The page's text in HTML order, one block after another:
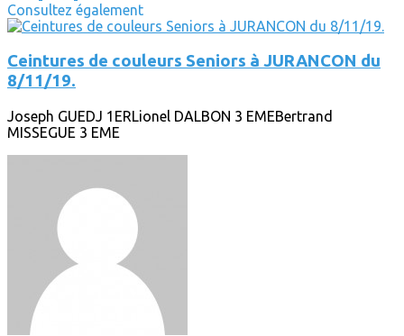
Consultez également
Ceintures de couleurs Seniors à JURANCON du
8/11/19.
Joseph GUEDJ 1ERLionel DALBON 3 EMEBertrand
MISSEGUE 3 EME